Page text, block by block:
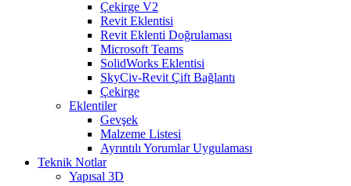
Çekirge V2
Revit Eklentisi
Revit Eklenti Doğrulaması
Microsoft Teams
SolidWorks Eklentisi
SkyCiv-Revit Çift Bağlantı
Çekirge
Eklentiler
Gevşek
Malzeme Listesi
Ayrıntılı Yorumlar Uygulaması
Teknik Notlar
Yapısal 3D